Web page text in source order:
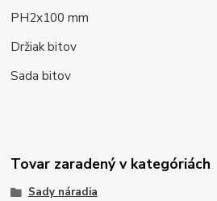
PH2x100 mm
Držiak bitov
Sada bitov
Tovar zaradený v kategóriách
Sady náradia